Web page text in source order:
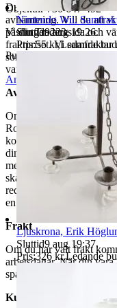
Du betalar din order
avhämtning. Vill du att vi
på din Traderasida och
fraktpriset. Vi samfraktar
som avslutas samma
varor märkta endast
Avhämtning
Om du väljer
Ropsten, Kolargatan 2
kommer att få ett
din order på Myrorna i
med legitimation.
ska hämtas senast 7
redo för avhämtning.
en avgift på 84 kr dras
Frakt
Om du har valt frakt
arbetsdagar. När din
spårningsnummer av
Kundservice
Objektnr 730 647 492
Visningar 223
Publicerad
Anmäl Sälj liknande
Nintendo Wii.
Sluttid9 aug 19:26.
Pris:55 kr,Ledande bud
Ljuskrona, Erik
Sluttid9 aug 19:37.
Pris:326 kr,Ledande